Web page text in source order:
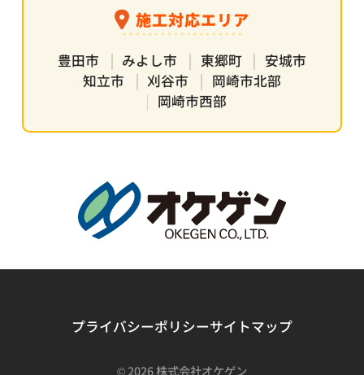
施工対応エリア
豊田市 みよし市 東郷町
安城市
知立市
刈谷市
岡崎市北部
岡崎市西部
プライバシーポリシーサイトマップ
©2026 株式会社オケゲン